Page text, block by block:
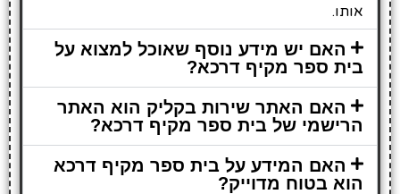
אותו.
האם יש מידע נוסף שאוכל למצוא על
בית ספר מקיף דרכא?
האם האתר שירות בקליק הוא האתר
הרישמי של בית ספר מקיף דרכא?
האם המידע על בית ספר מקיף דרכא
הוא בטוח מדוייק?